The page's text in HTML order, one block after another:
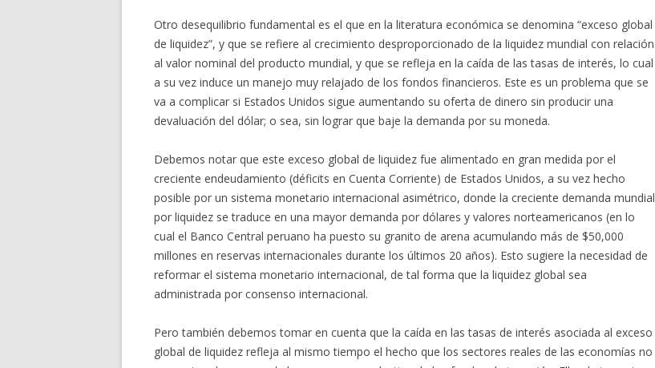
Otro desequilibrio fundamental es el que en la literatura económica se denomina “exceso global
de liquidez”, y que se refiere al crecimiento desproporcionado de la liquidez mundial con relación
al valor nominal del producto mundial, y que se refleja en la caída de las tasas de interés, lo cual
a su vez induce un manejo muy relajado de los fondos financieros. Este es un problema que se
va a complicar si Estados Unidos sigue aumentando su oferta de dinero sin producir una
devaluación del dólar; o sea, sin lograr que baje la demanda por su moneda.
Debemos notar que este exceso global de liquidez fue alimentado en gran medida por el
creciente endeudamiento (déficits en Cuenta Corriente) de Estados Unidos, a su vez hecho
posible por un sistema monetario internacional asimétrico, donde la creciente demanda mundial
por liquidez se traduce en una mayor demanda por dólares y valores norteamericanos (en lo
cual el Banco Central peruano ha puesto su granito de arena acumulando más de $50,000
millones en reservas internacionales durante los últimos 20 años). Esto sugiere la necesidad de
reformar el sistema monetario internacional, de tal forma que la liquidez global sea
administrada por consenso internacional.
Pero también debemos tomar en cuenta que la caída en las tasas de interés asociada al exceso
global de liquidez refleja al mismo tiempo el hecho que los sectores reales de las economías no